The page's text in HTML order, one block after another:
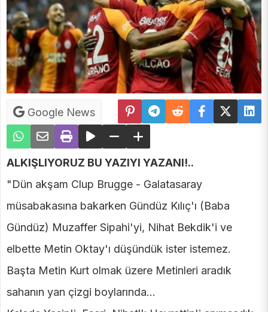
Google News
ALKIŞLIYORUZ BU YAZIYI YAZANI!..
"Dün akşam Clup Brugge - Galatasaray
müsabakasına bakarken Gündüz Kılıç'ı (Baba
Gündüz) Muzaffer Sipahi'yi, Nihat Bekdik'i ve
elbette Metin Oktay'ı düşündük ister istemez.
Başta Metin Kurt olmak üzere Metinleri aradık
sahanın yan çizgi boylarında...